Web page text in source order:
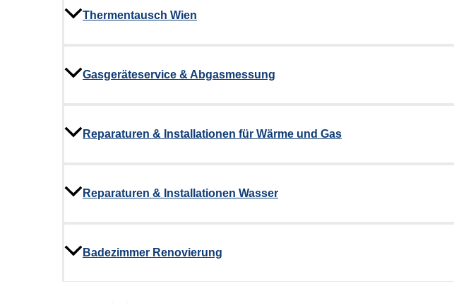
Thermentausch Wien
Gasgeräteservice & Abgasmessung
Reparaturen & Installationen für Wärme und Gas
Reparaturen & Installationen Wasser
Badezimmer Renovierung